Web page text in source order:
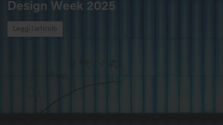
Design Week 2025
Leggi l'articolo